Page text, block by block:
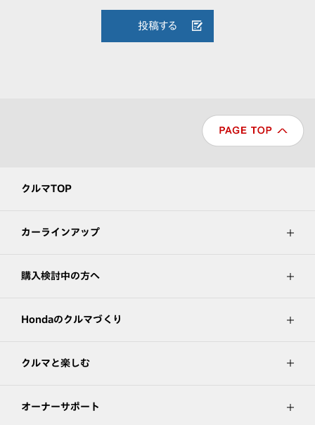
投稿する
クルマTOP
カーラインアップ
購入検討中の方へ
Hondaのクルマづくり
クルマと楽しむ
オーナーサポート